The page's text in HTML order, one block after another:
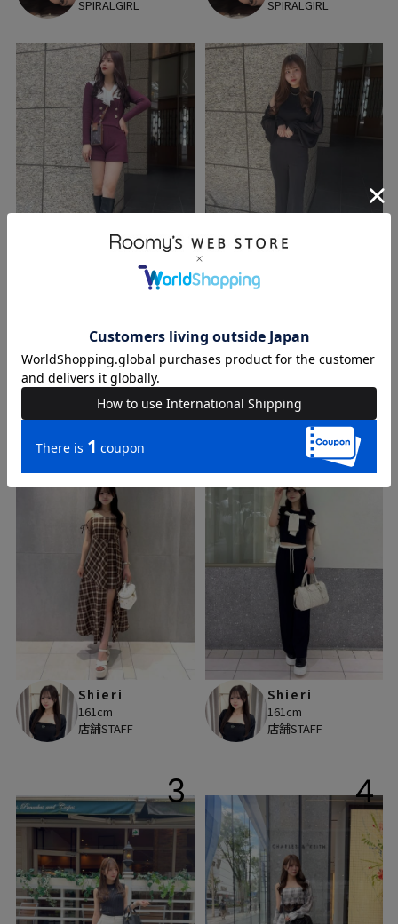
SPIRALGIRL SPIRALGIRL
170cm
ROYAL PARTY
170cm
ROYAL PARTY
人気のスナップ
Shieri
161cm
店舗STAFF
2
Shieri
161cm
店舗STAFF
3 4